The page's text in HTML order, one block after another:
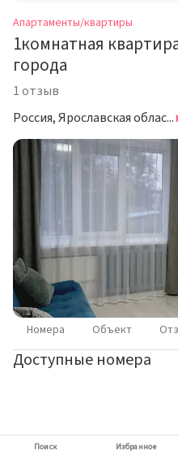
Апартаменты/квартиры
1комнатная
города
1 отзыв
Россия, Ярославская область, Углич, улица Ольги Берггольц, 4А
Номера Объект
Доступные номера
Поиск Избранное